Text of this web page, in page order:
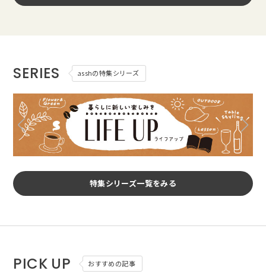
SERIES asshの特集シリーズ
特集シリーズ一覧をみる
PICK UP おすすめの記事